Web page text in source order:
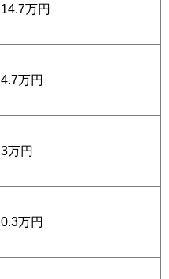
14.7万円
4.7万円
3万円
0.3万円